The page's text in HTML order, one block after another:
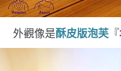
外觀像是酥皮版泡芙『